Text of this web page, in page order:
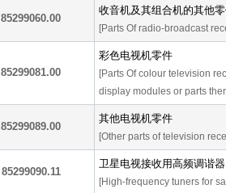
85299060.00
收音机及其组合机的其他
[Parts Of radio-broadcast
85299081.00
彩色电视机零件
[Parts Of colour television
display modules or parts
85299089.00
其他电视机零件
[Other parts of television
85299090.11
卫星电视接收用高频调谐器
[High-frequency tuners for